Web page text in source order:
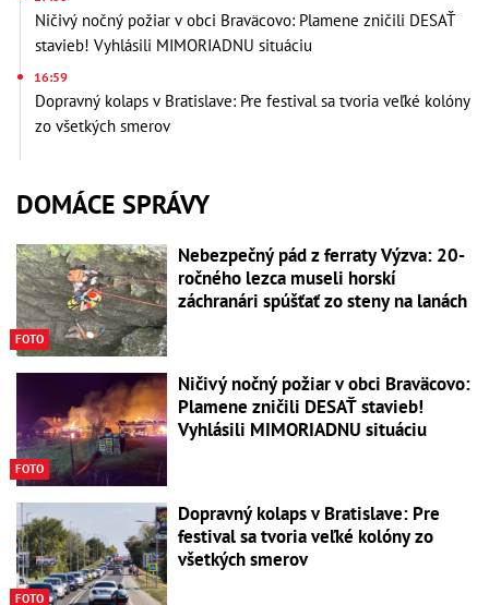
Ničivý nočný požiar v obci Braväcovo: Plamene zničili DESAŤ
stavieb! Vyhlásili MIMORIADNU situáciu
16:59
Dopravný kolaps v Bratislave: Pre festival sa tvoria veľké kolóny
zo všetkých smerov
DOMÁCE SPRÁVY
FOTO
Nebezpečný pád z ferraty Výzva: 20-
ročného lezca museli horskí
záchranári spúšťať zo steny na lanách
FOTO
Ničivý nočný požiar v obci Braväcovo:
Plamene zničili DESAŤ stavieb!
Vyhlásili MIMORIADNU situáciu
FOTO
Dopravný kolaps v Bratislave: Pre
festival sa tvoria veľké kolóny zo
všetkých smerov